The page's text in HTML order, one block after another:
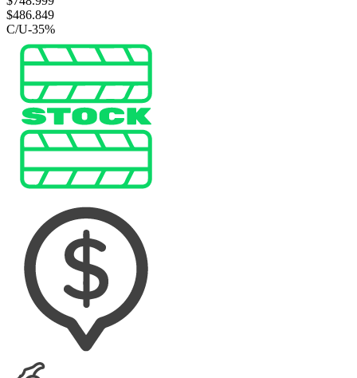
$486.849
C/U-35%